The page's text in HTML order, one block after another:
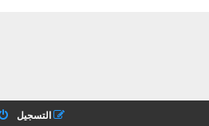
التسجيل